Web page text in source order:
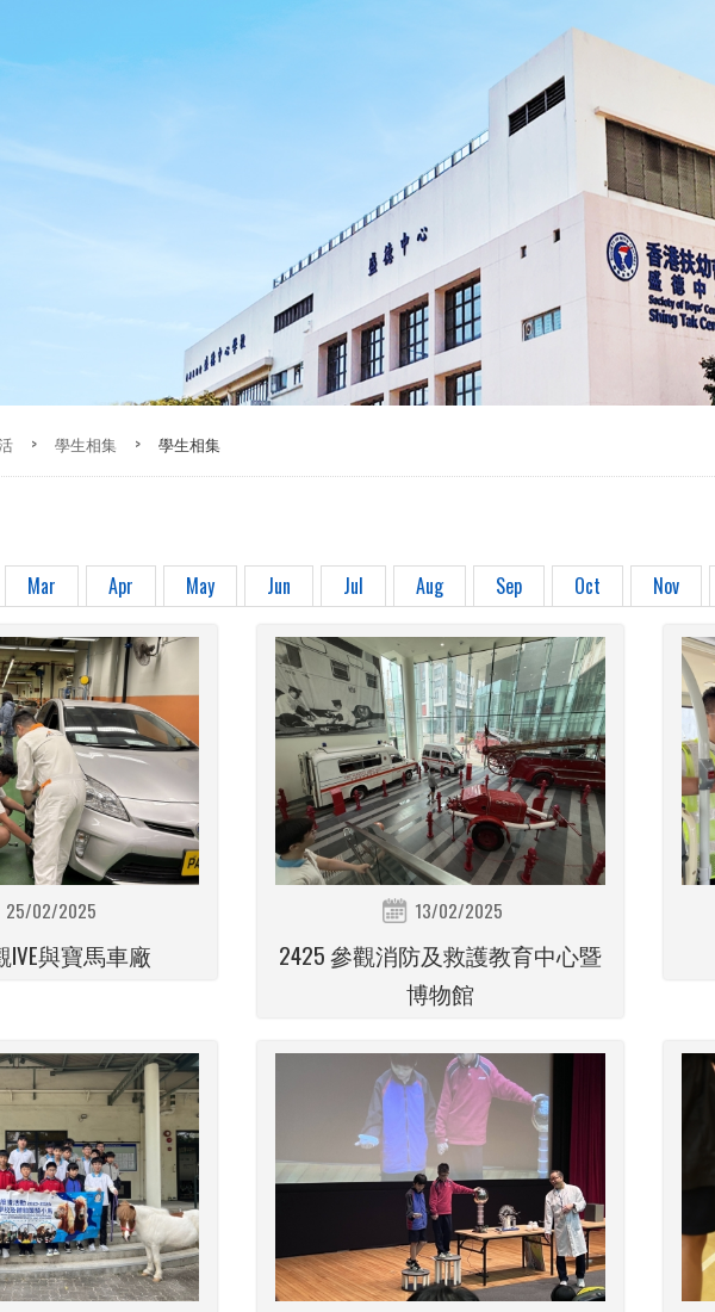
> 學生相集 > 學生相集
Mar Apr May Jun Jul Aug Sep Oct Nov
25/02/2025
IVE與寶馬車廠
13/02/2025
2425 參觀消防及救護教育中心暨
博物館